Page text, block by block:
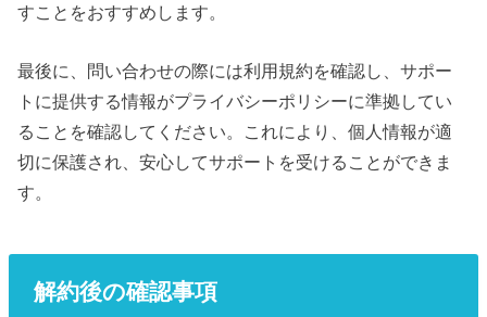
すことをおすすめします。
最後に、問い合わせの際には利用規約を確認し、サポー
トに提供する情報がプライバシーポリシーに準拠してい
ることを確認してください。これにより、個人情報が適
切に保護され、安心してサポートを受けることができま
す。
解約後の確認事項